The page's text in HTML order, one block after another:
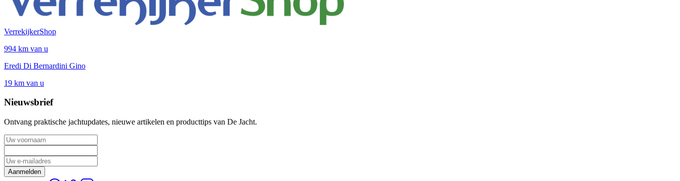
VerrekijkerShop
994 km van u
Eredi Di Bernardini Gino
19 km van u
Nieuwsbrief
Ontvang praktische jachtupdates, nieuwe artikelen en producttips van De Jacht.
Aanmelden